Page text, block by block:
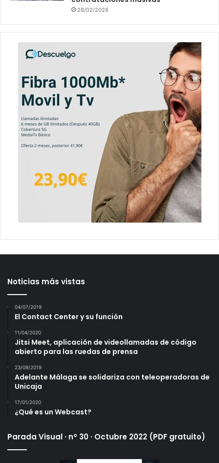
28/02/2026
Noticias más vistas
04/07/2019
El Contact Center y su función
11/04/2020
Jitsi Meet, aplicación de videollamadas de código
abierto para las ruedas de prensa
23/09/2019
Adelante Málaga se solidariza con teleoperadoras de
Unicaja
17/01/2020
¿Qué es un Webcast?
Parada Visual · nº 30 · Octubre 2022 (PDF gratuito)